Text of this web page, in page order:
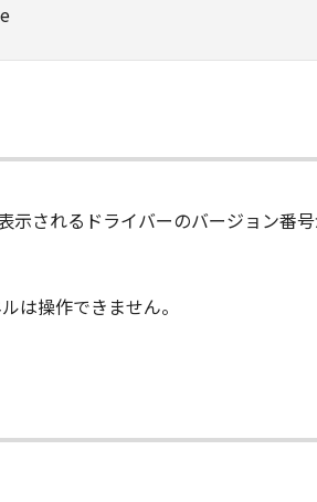
知的財産権のいかなる権利もお客様
ノンまたはキヤノンのライセンサー
合、キヤノンは、お客様が「許諾ソ
いかなる保証も、明示たると黙示た
ウエア」の使用または使用不能から
害の可能性について知らされていた
されるドライバーのバージョン番
は操作できません。